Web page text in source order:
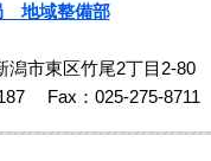
地域整備部
潟市東区竹尾2丁目2-80
Fax：025-275-8711